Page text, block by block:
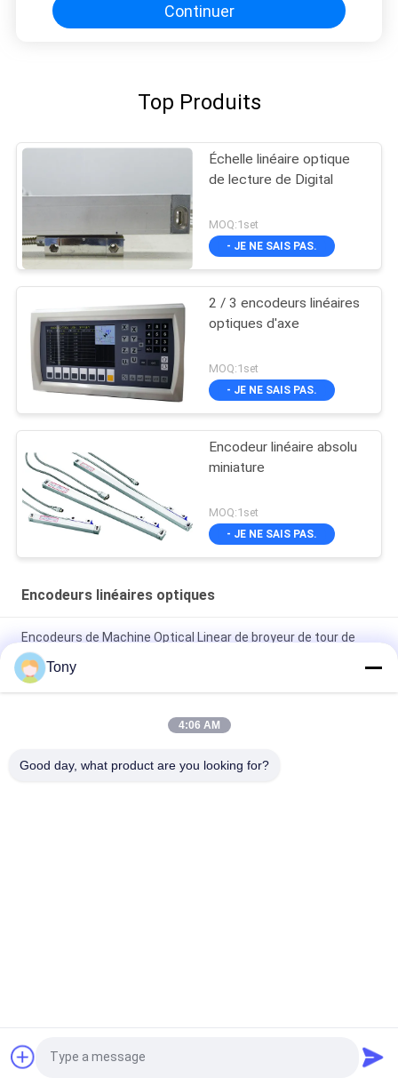
Continuer
Top Produits
Échelle linéaire optique
de lecture de Digital
MOQ:1set
- JE NE SAIS PAS.
2 / 3 encodeurs linéaires
optiques d'axe
MOQ:1set
- JE NE SAIS PAS.
Encodeur linéaire absolu
miniature
MOQ:1set
- JE NE SAIS PAS.
Encodeurs linéaires optiques
Encodeurs de Machine Optical Linear de broyeur de tour de
moulin d'affichage d'affichage à cristaux liquides
encodeurs linéaires optiques de l'échelle 0.1um en verre pour
la machine de fraisage de tour
Encodeurs Linéaires
Absolus
Demandez un devis
Tony
4:06 AM
Good day, what product are you looking for?